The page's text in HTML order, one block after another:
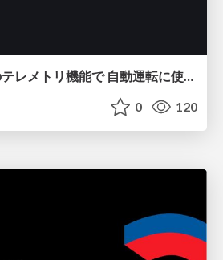
Forza Horizon 6 のテレメトリ機能で 自動運転に使えそうな学習データを集める話
0 120